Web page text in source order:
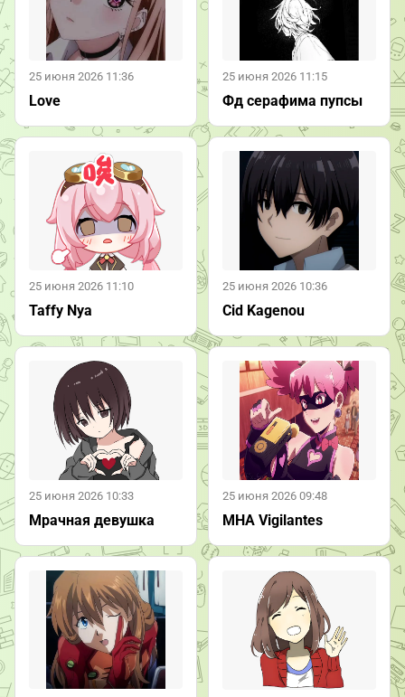
25 июня 2026 11:36
Love
25 июня 2026 11:15
Фд серафима пупсы
25 июня 2026 11:10
Taffy Nya
25 июня 2026 10:36
Cid Kagenou
25 июня 2026 10:33
Мрачная девушка
25 июня 2026 09:48
MHA Vigilantes